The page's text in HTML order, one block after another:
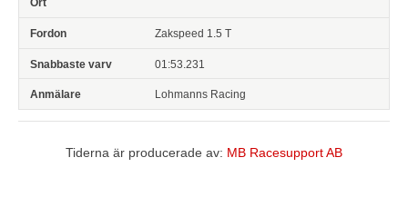
Zakspeed 1.5 T
01:53.231
Lohmanns Racing
Tiderna är producerade av: MB Racesupport AB